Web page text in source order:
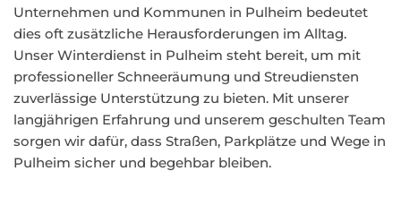
Unternehmen und Kommunen in Pulheim bedeutet
dies oft zusätzliche Herausforderungen im Alltag.
Unser Winterdienst in Pulheim steht bereit, um mit
professioneller Schneeräumung und Streudiensten
zuverlässige Unterstützung zu bieten. Mit unserer
langjährigen Erfahrung und unserem geschulten Team
sorgen wir dafür, dass Straßen, Parkplätze und Wege in
Pulheim sicher und begehbar bleiben.